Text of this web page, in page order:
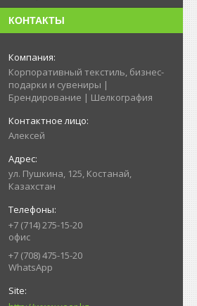
КОНТАКТЫ
Корпоративный текстиль, бизнес-
подарки и сувениры |
Брендирование | Шелкография
Алексей
ул. Пушкина, 125, Костанай,
Казахстан
+7 (714) 275-15-20
офис
+7 (708) 475-15-20
WhatsApp